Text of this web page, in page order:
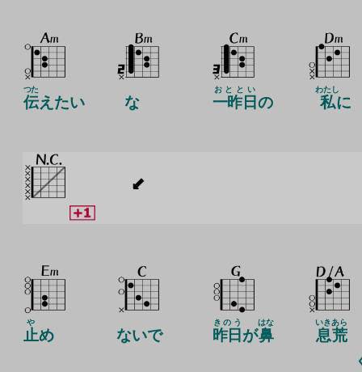
伝
つた
えたい な 一昨日
おととい
の 私
わたし
に
止
や
め ないで 昨日
きのう
が鼻
はな
息
いき
荒
あら